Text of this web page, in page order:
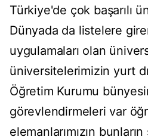
Türkiye'de çok başarılı
Dünyada da listelere
uygulamaları olan
üniversitelerimizin yurt
Öğretim Kurumu
görevlendirmeleri var
elemanlarımızın